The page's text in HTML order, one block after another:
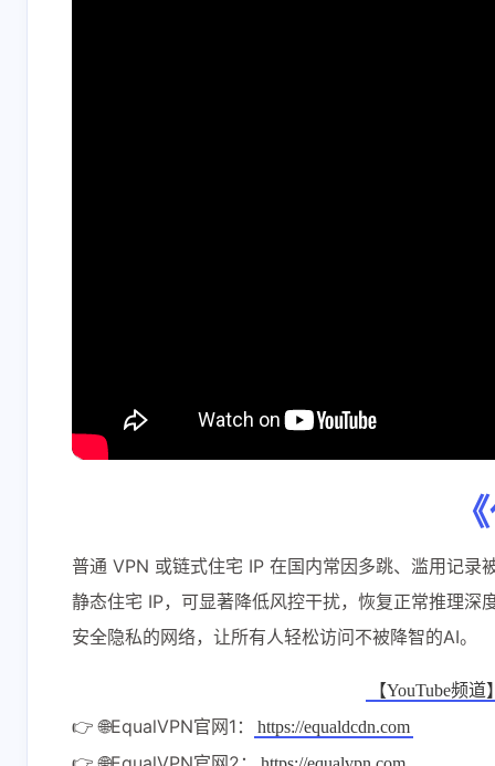
普通 VPN 或链式住宅 IP 在国内常因多跳、滥用记录
静态住宅 IP，可显著降低风控干扰，恢复正常推理
安全隐私的网络，让所有人轻松访问不被降智的AI。
【YouTube频道
👉 🌐EqualVPN官网1： https://equaldcdn.com